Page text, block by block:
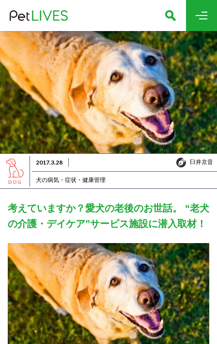
DOG
2017.3.28 臼井京音
臼井京音
犬の病気・症状・健康管理
考えていますか？愛犬の老後のお世話。 “老犬
の介護・デイケア”サービス施設に潜入取材！